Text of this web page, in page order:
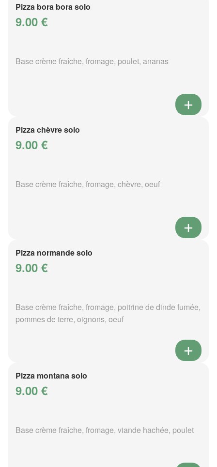
Pizza bora bora solo
9.00 €
Base crème fraîche, fromage, poulet, ananas
Pizza chèvre solo
9.00 €
Base crème fraîche, fromage, chèvre, oeuf
Pizza normande solo
9.00 €
Base crème fraîche, fromage, poitrine de dinde fumée,
pommes de terre, oignons, oeuf
Pizza montana solo
9.00 €
Base crème fraîche, fromage, viande hachée, poulet